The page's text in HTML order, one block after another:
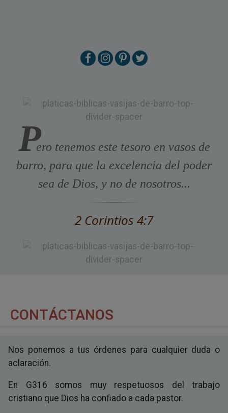
Pero tenemos este tesoro en vasos de
barro, para que la excelencia del poder
sea de Dios, y no de nosotros...
2 Corintios 4:7
CONTÁCTANOS
Nos ponemos a tus órdenes para cualquier duda o
aclaración.
En G316 somos muy respetuosos del trabajo
cristiano que Dios ha confiado a cada pastor.